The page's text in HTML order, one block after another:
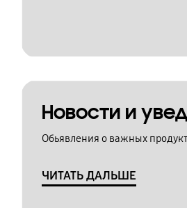
Новости и
Обьявления о важных
ЧИТАТЬ ДАЛЬШЕ